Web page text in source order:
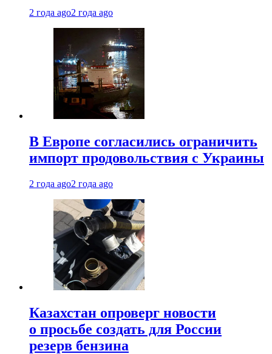
2 года ago2 года ago
В Европе согласились ограничить
импорт продовольствия с Украины
2 года ago2 года ago
Казахстан опроверг новости
о просьбе создать для России
резерв бензина